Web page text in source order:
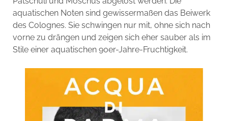
aquatischen Noten sind gewissermaßen das Beiwerk
des Colognes. Sie schwingen nur mit, ohne sich nach
vorne zu drängen und zeigen sich eher sauber als im
Stile einer aquatischen 90er-Jahre-Fruchtigkeit.